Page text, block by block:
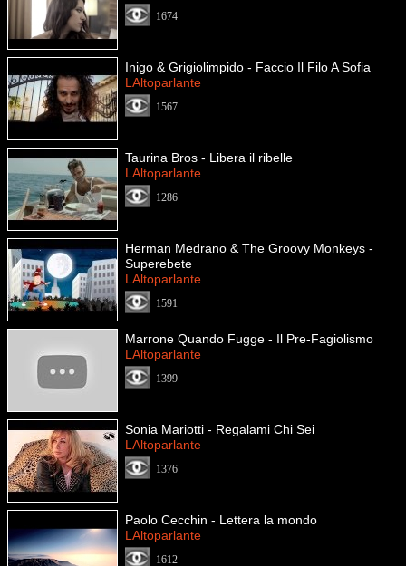
1674
Inigo & Grigiolimpido - Faccio Il Filo A Sofia
LAltoparlante
1567
Taurina Bros - Libera il ribelle
LAltoparlante
1286
Herman Medrano & The Groovy Monkeys -
Superebete
LAltoparlante
1591
Marrone Quando Fugge - Il Pre-Fagiolismo
LAltoparlante
1399
Sonia Mariotti - Regalami Chi Sei
LAltoparlante
1376
Paolo Cecchin - Lettera la mondo
LAltoparlante
1612